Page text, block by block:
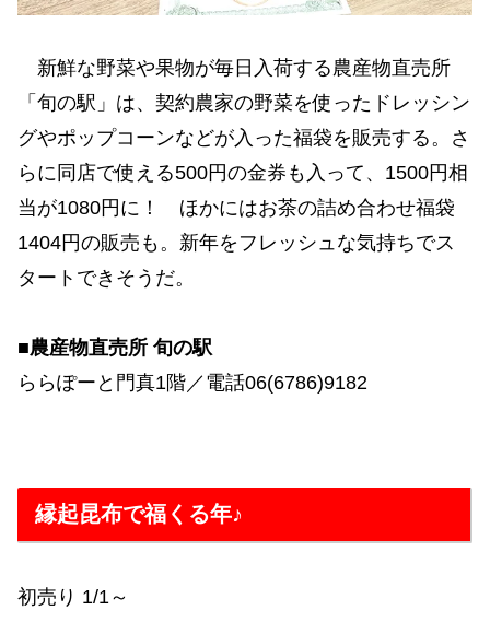
新鮮な野菜や果物が毎日入荷する農産物直売所
「旬の駅」は、契約農家の野菜を使ったドレッシン
グやポップコーンなどが入った福袋を販売する。さ
らに同店で使える500円の金券も入って、1500円相
当が1080円に！ ほかにはお茶の詰め合わせ福袋
1404円の販売も。新年をフレッシュな気持ちでス
タートできそうだ。
■農産物直売所 旬の駅
ららぽーと門真1階／電話06(6786)9182
縁起昆布で福くる年♪
初売り 1/1～